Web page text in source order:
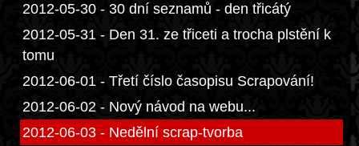
2012-05-30 - 30 dní seznamů - den třicátý
2012-05-31 - Den 31. ze třiceti a trocha plstění k
tomu
2012-06-01 - Třetí číslo časopisu Scrapování!
2012-06-02 - Nový návod na webu...
2012-06-03 - Nedělní scrap-tvorba